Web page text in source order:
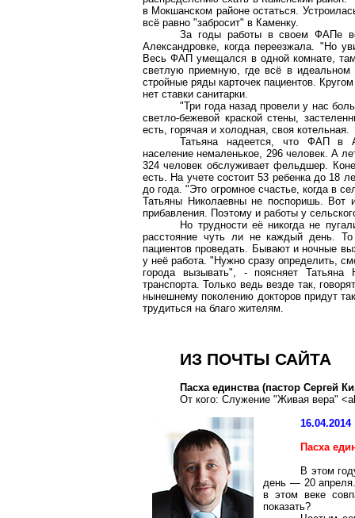
в Мокшанском районе остаться.
всё равно "забросит" в Каменку.
За годы работы в своемФАПе
Александровке, когда переезжала. "Но
Весь ФАП умещался в одной комнате,
светлую приемную, где всё в идеальном
стройные ряды карточек пациентов.
нет ставки санитарки.
"Три года назад провели у нас
светло-бежевой краской стены,
есть, горячая и холодная, своя котельная.
Татьяна надеется, что ФАП в
население немаленькое, 296 человек. А
324 человек обслуживает фельдшер.
есть. На учете состоит 53 ребенка до 18
до года. "Это огромное счастье, когда в
Татьяны Николаевны не поспоришь. Вот
прибавления. Поэтому и работы у
Но трудности её никогда не
расстояние чуть ли не каждый день.
пациентов проведать. Бывают и ночные
у неё работа. "Нужно сразу определить,
города вызывать", - поясняет Татьяна
транспорта. Только ведь везде так,
нынешнему поколению докторов придут
трудиться на благо жителям.
ИЗ ПОЧТЫ САЙТА
Пасха единства (пастор Сергей
От кого: Служение "Живая вера"
16.04.2014
Пасха
В этом
день — 20 апреля.
в этом веке
показать?